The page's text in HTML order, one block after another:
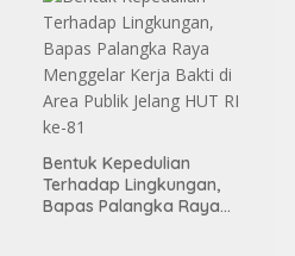
Bentuk Kepedulian
Terhadap Lingkungan,
Bapas Palangka Raya